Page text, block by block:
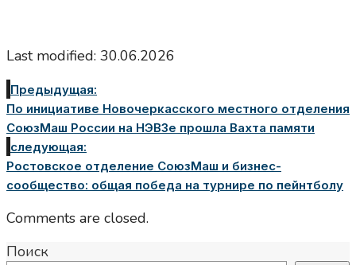
Last modified: 30.06.2026
Предыдущая:
По инициативе Новочеркасского местного отделения
СоюзМаш России на НЭВЗе прошла Вахта памяти
следующая:
Ростовское отделение СоюзМаш и бизнес-
сообщество: общая победа на турнире по пейнтболу
Comments are closed.
Поиск